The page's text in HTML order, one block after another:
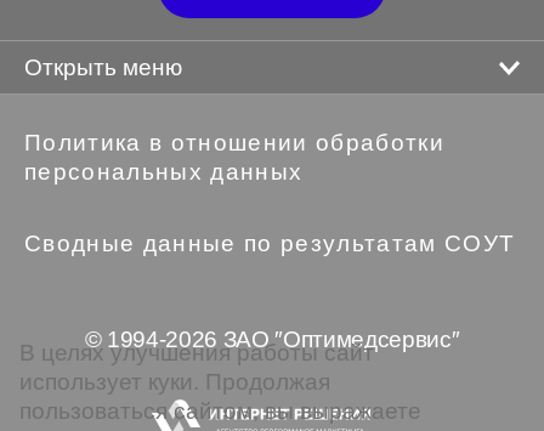
Открыть меню
Политика в отношении обработки
персональных данных
Сводные данные по результатам СОУТ
© 1994-2026 ЗАО ″Оптимедсервис″
В целях улучшения работы сайт
использует куки. Продолжая
пользоваться сайтом, вы выражаете